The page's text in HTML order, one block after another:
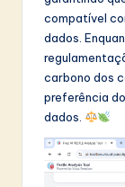
compatível
dados.
carbono dos
preferência
dados.